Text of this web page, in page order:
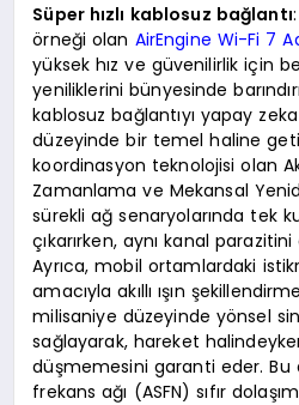
Süper hızlı kablosuz bağlantı
örneği olan AirEngine Wi-Fi 7
yüksek hız ve güvenilirlik için
yeniliklerini bünyesinde
kablosuz bağlantıyı yapay
düzeyinde bir temel haline
koordinasyon teknolojisi olan
Zamanlama ve Mekansal
sürekli ağ senaryolarında tek
çıkarırken, aynı kanal
Ayrıca, mobil ortamlardaki
amacıyla akıllı ışın
milisaniye düzeyinde yönsel
sağlayarak, hareket
düşmemesini garanti eder. Bu
frekans ağı (ASFN) sıfır